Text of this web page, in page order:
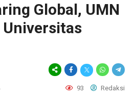
Global, UMN
Universitas
93 Redaksi